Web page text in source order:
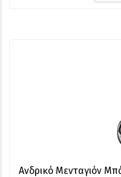
Ανδρικό Μενταγιόν